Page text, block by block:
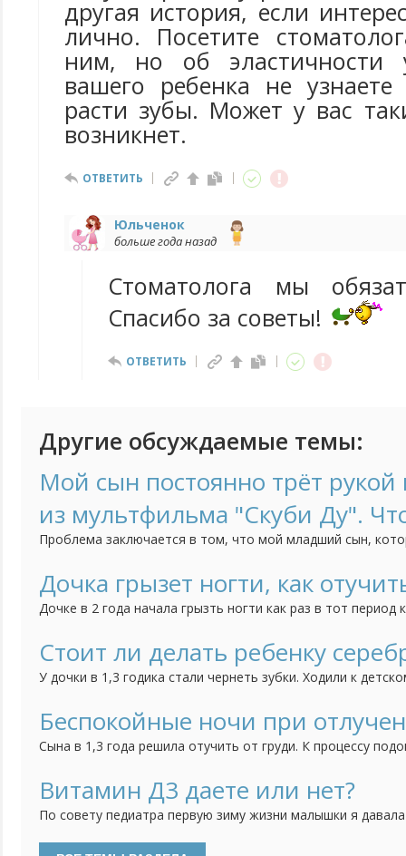
другая история, если
лично. Посетите
ним, но об эластичности
вашего ребенка не
расти зубы. Может у вас
возникнет.
ОТВЕТИТЬ
Юльченок
больше года назад
Стоматолога мы
Спасибо за советы!
ОТВЕТИТЬ
Другие обсуждаемые темы:
Мой сын постоянно трёт рукой
из мультфильма "Скуби Ду".
Проблема заключается в том, что мой младший сын,
как он начал посещать детский сад. Психолог говорит,
но мне страшно за своё чадо. Может быть у кого-нибудь
Дочка грызет ногти, как
Дочке в 2 года начала грызть ногти как раз в тот период
как вариант думаю может появление брата так
привычка грызть ногти. Сейчас дочке 3 года, а привычка
Стоит ли делать ребенку
У дочки в 1,3 годика стали чернеть зубки. Ходили к
сделать серебрение. Зубки мы чистим, но результат
теперь не знаю стоить ли делать процедуру серебрения
Беспокойные ночи при
Сына в 1,3 года решила отучить от груди. К процессу
несколько часов оставляя его одного, потом на полдня.
дневные кормления уменьшились до "вокруг сна", ночью
Витамин Д3 даете или нет?
По совету педиатра первую зиму жизни малышки я
давать витамин Д3. Особенностей развития нет,